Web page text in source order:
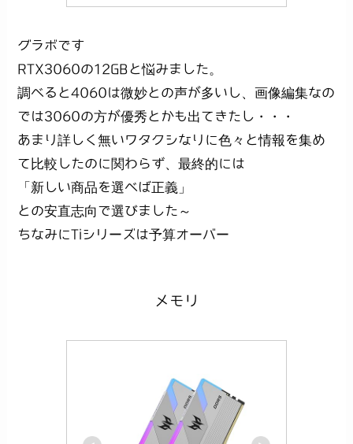
グラボです
RTX3060の12GBと悩みました。
調べると4060は微妙との声が多いし、画像編集なの
では3060の方が優秀とかも出てきたし・・・
あまり詳しく無いワタクシなりに色々と情報を集め
て比較したのに関わらず、最終的には
「新しい商品を選べば正義」
との安直志向で選びました～
ちなみにTiシリーズは予算オーバー
メモリ